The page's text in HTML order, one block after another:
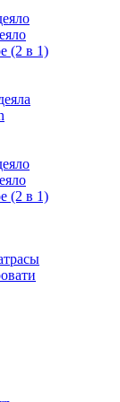
(2 в 1)
(2 в 1)